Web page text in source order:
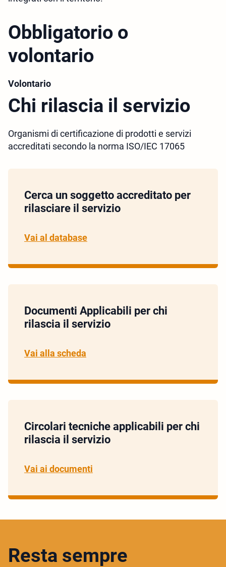
Obbligatorio o
volontario
Volontario
Chi rilascia il servizio
Organismi di certificazione di prodotti e servizi
accreditati secondo la norma ISO/IEC 17065
Cerca un soggetto accreditato per
rilasciare il servizio
Vai al database
Documenti Applicabili per chi
rilascia il servizio
Vai alla scheda
Circolari tecniche applicabili per chi
rilascia il servizio
Vai ai documenti
Resta sempre